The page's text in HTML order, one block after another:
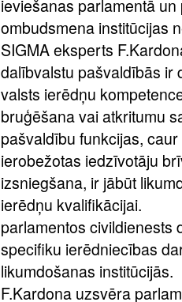
ieviešanas parlamentā
ombudsmena
SIGMA eksperts
dalībvalstu pašvaldībās ir
valsts ierēdņu
bruģēšana vai atkritumu
pašvaldību funkcijas,
ierobežotas iedzīvotāju
izsniegšana, ir jābūt
ierēdņu kvalifikācijai.
parlamentos civildienests
specifiku ierēdniecības
likumdošanas
F.Kardona uzsvēra